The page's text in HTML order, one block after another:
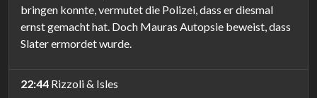
bringen konnte, vermutet die Polizei, dass er diesmal
ernst gemacht hat. Doch Mauras Autopsie beweist, dass
Slater ermordet wurde.
22:44 Rizzoli & Isles